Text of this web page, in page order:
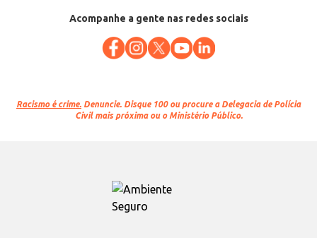
Acompanhe a gente nas redes sociais
Racismo é crime. Denuncie. Disque 100 ou procure a Delegacia de Polícia
Civil mais próxima ou o Ministério Público.